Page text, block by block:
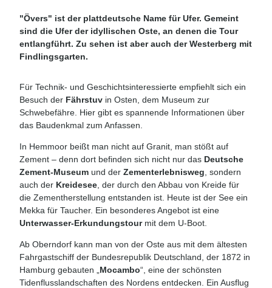
"Övers" ist der plattdeutsche Name für Ufer. Gemeint
sind die Ufer der idyllischen Oste, an denen die Tour
entlangführt. Zu sehen ist aber auch der Westerberg mit
Findlingsgarten.
Für Technik- und Geschichtsinteressierte empfiehlt sich ein
Besuch der Fährstuv in Osten, dem Museum zur
Schwebefähre. Hier gibt es spannende Informationen über
das Baudenkmal zum Anfassen.
In Hemmoor beißt man nicht auf Granit, man stößt auf
Zement – denn dort befinden sich nicht nur das Deutsche
Zement-Museum und der Zementerlebnisweg , sondern
auch der Kreidesee , der durch den Abbau von Kreide für
die Zementherstellung entstanden ist. Heute ist der See ein
Mekka für Taucher. Ein besonderes Angebot ist eine
Unterwasser-Erkundungstourmit dem U-Boot.
Ab Oberndorf kann man von der Oste aus mit dem ältesten
Fahrgastschiff der Bundesrepublik Deutschland, der 1872 in
Hamburg gebauten „ Mocambo“, eine der schönsten
Tidenflusslandschaften des Nordens entdecken. Ein Ausflug